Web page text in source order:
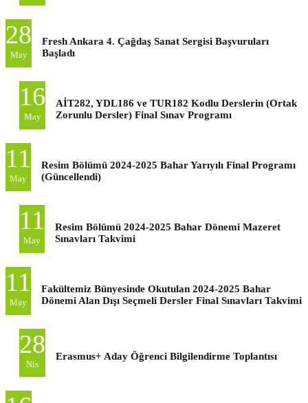
28
May
Fresh Ankara 4. Çağdaş Sanat Sergisi Başvuruları
Başladı
16
May
AİT282, YDL186 ve TUR182 Kodlu Derslerin (Ortak
Zorunlu Dersler) Final Sınav Programı
11
May
Resim Bölümü 2024-2025 Bahar Yarıyılı Final Programı
(Güncellendi)
11
May
Resim Bölümü 2024-2025 Bahar Dönemi Mazeret
Sınavları Takvimi
11
May
Fakültemiz Bünyesinde Okutulan 2024-2025 Bahar
Dönemi Alan Dışı Seçmeli Dersler Final Sınavları Takvimi
28
Nis
Erasmus+ Aday Öğrenci Bilgilendirme Toplantısı